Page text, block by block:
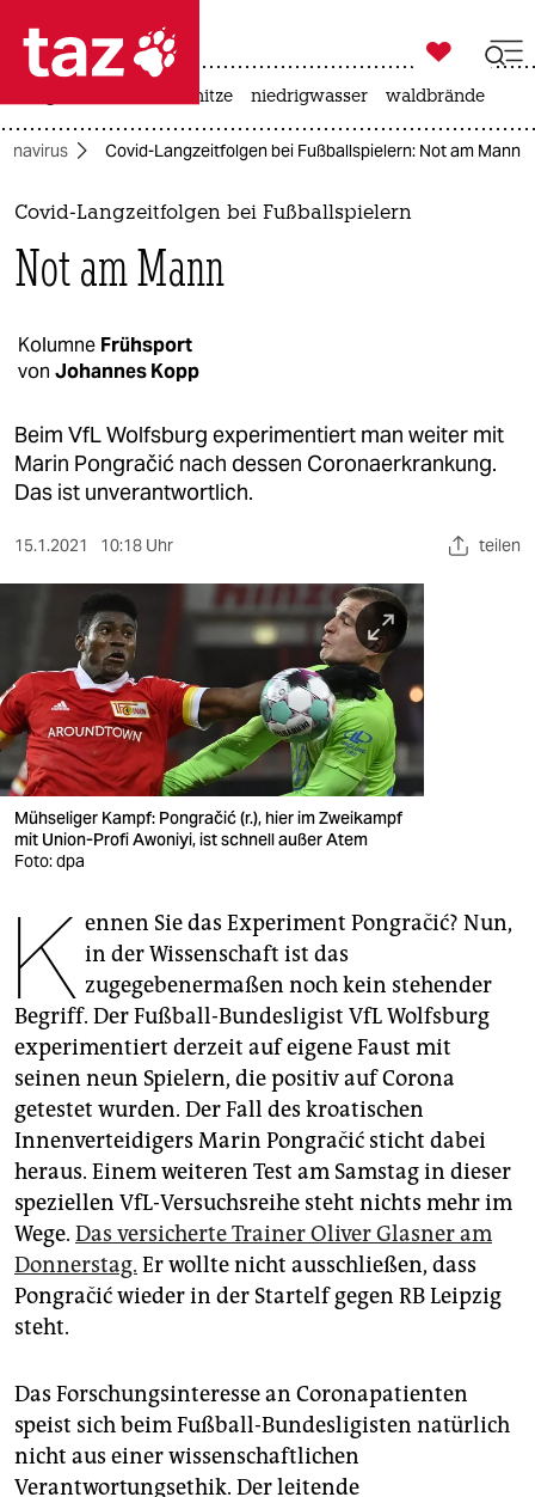
 taz zahl ich
taz zahl ich
themen
politik
gesellschaft
kultur
sport
berlin
nord
wahrheit
verlag
verlag
veranstaltungen
shop
unterstützen
genossenschaft
epaper login

taz zahl ich
hitze niedrigwasser waldbrände
Covid-Langzeitfolgen bei Fußballspielern: Not am Mann
Covid-Langzeitfolgen bei Fußballspielern
Not am Mann
Kolumne Frühsport
von Johannes Kopp
Beim VfL Wolfsburg experimentiert man weiter mit
Marin Pongračić nach dessen Coronaerkrankung.
Das ist unverantwortlich.
15.1.2021 10:18 Uhr teilen
Mühseliger Kampf: Pongračić (r.), hier im Zweikampf
mit Union-Profi Awoniyi, ist schnell außer Atem
Foto: dpa
K ennen Sie das Experiment Pongračić? Nun,
in der Wissenschaft ist das
zugegebenermaßen noch kein stehender
Begriff. Der Fußball-Bundesligist VfL Wolfsburg
experimentiert derzeit auf eigene Faust mit
seinen neun Spielern, die positiv auf Corona
getestet wurden. Der Fall des kroatischen
Innenverteidigers Marin Pongračić sticht dabei
heraus. Einem weiteren Test am Samstag in dieser
speziellen VfL-Versuchsreihe steht nichts mehr im
Wege. Das versicherte Trainer Oliver Glasner am
Donnerstag. Er wollte nicht ausschließen, dass
Pongračić wieder in der Startelf gegen RB Leipzig
steht.
Das Forschungsinteresse an Coronapatienten
speist sich beim Fußball-Bundesligisten natürlich
nicht aus einer wissenschaftlichen
Verantwortungsethik. Der leitende